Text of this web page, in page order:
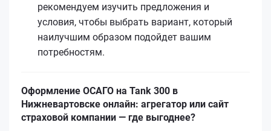
рекомендуем изучить предложения и
условия, чтобы выбрать вариант, который
наилучшим образом подойдет вашим
потребностям.
Оформление ОСАГО на Tank 300 в
Нижневартовске онлайн: агрегатор или сайт
страховой компании — где выгоднее?